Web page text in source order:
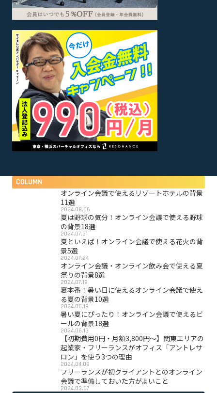
COLUMN
オンライン会議で使えるリゾートホテルの背景
11選
2024.08.06
夏は野球の気分！オンライン会議で使える野球
の背景18選
2024.07.31
夏といえば！オンライン会議で使える花火の背
景5選
2024.07.24
オンライン会議・オンライン飲み会で使える夏
祭りの背景8選
2024.07.19
夏本番！暑い日に使えるオンライン会議で使え
る夏の背景10選
2024.06.19
暑い夏にぴったり！オンライン会議で使えるビ
ールの背景18選
2024.06.13
【初期費用0円・月額3,800円〜】関東エリアの
起業家・フリーランスがオフィス「アントレサ
ロン」を使う3つの理由
2024.04.08
フリーランスが初クライアントとのオンライン
会議で準備しておいた方がよいこと
2024.03.07